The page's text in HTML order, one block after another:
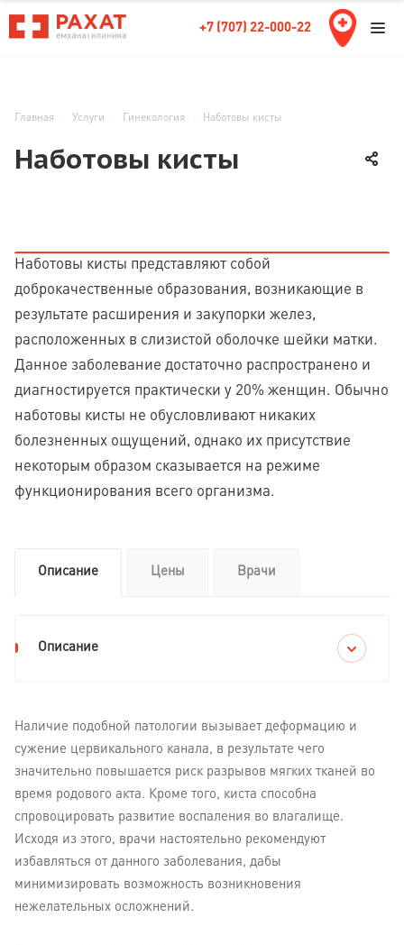
+7 (707) 22-000-22
Главная Услуги Гинекология Наботовы кисты
Наботовы кисты
Наботовы кисты представляют собой
доброкачественные образования, возникающие в
результате расширения и закупорки желез,
расположенных в слизистой оболочке шейки матки.
Данное заболевание достаточно распространено и
диагностируется практически у 20% женщин. Обычно
наботовы кисты не обусловливают никаких
болезненных ощущений, однако их присутствие
некоторым образом сказывается на режиме
функционирования всего организма.
Описание Цены Врачи
Описание
Наличие подобной патологии вызывает деформацию и
сужение цервикального канала, в результате чего
значительно повышается риск разрывов мягких тканей во
время родового акта. Кроме того, киста способна
спровоцировать развитие воспаления во влагалище.
Исходя из этого, врачи настоятельно рекомендуют
избавляться от данного заболевания, дабы
минимизировать возможность возникновения
нежелательных осложнений.